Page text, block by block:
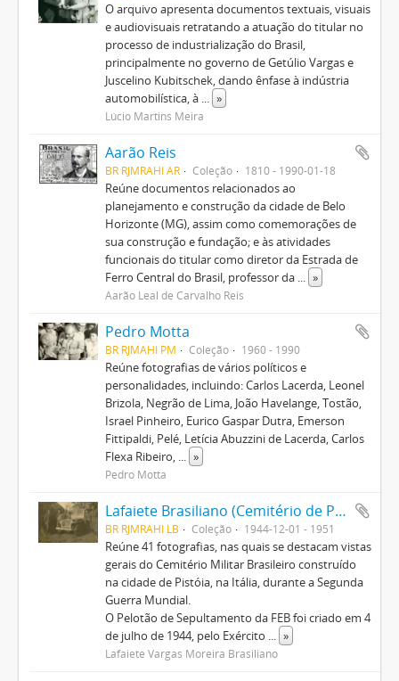
O arquivo apresenta documentos textuais, visuais
e audiovisuais retratando a atuação do titular no
processo de industrialização do Brasil,
principalmente no governo de Getúlio Vargas e
Juscelino Kubitschek, dando ênfase à indústria
automobilística, à ... »
Lúcio Martins Meira
Aarão Reis
BR RJMRAHI AR Coleção 1810 - 1990-01-18
Reúne documentos relacionados ao
planejamento e construção da cidade de Belo
Horizonte (MG), assim como comemorações de
sua construção e fundação; e às atividades
funcionais do titular como diretor da Estrada de
Ferro Central do Brasil, professor da ... »
Aarão Leal de Carvalho Reis
Pedro Motta
BR RJMAHI PM Coleção 1960 - 1990
Reúne fotografias de vários políticos e
personalidades, incluindo: Carlos Lacerda, Leonel
Brizola, Negrão de Lima, João Havelange, Tostão,
Israel Pinheiro, Eurico Gaspar Dutra, Emerson
Fittipaldi, Pelé, Letícia Abuzzini de Lacerda, Carlos
Flexa Ribeiro, ... »
Pedro Motta
Lafaiete Brasiliano (Cemitério de Pistoia)
BR RJMRAHI LB Coleção 1944-12-01 - 1951
Reúne 41 fotografias, nas quais se destacam vistas
gerais do Cemitério Militar Brasileiro construído
na cidade de Pistóia, na Itália, durante a Segunda
Guerra Mundial.
O Pelotão de Sepultamento da FEB foi criado em 4
de julho de 1944, pelo Exército ... »
Lafaiete Vargas Moreira Brasiliano